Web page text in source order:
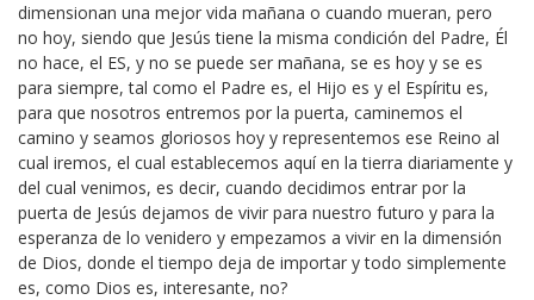
dimensionan una mejor vida mañana o cuando mueran, pero
no hoy, siendo que Jesús tiene la misma condición del Padre, Él
no hace, el ES, y no se puede ser mañana, se es hoy y se es
para siempre, tal como el Padre es, el Hijo es y el Espíritu es,
para que nosotros entremos por la puerta, caminemos el
camino y seamos gloriosos hoy y representemos ese Reino al
cual iremos, el cual establecemos aquí en la tierra diariamente y
del cual venimos, es decir, cuando decidimos entrar por la
puerta de Jesús dejamos de vivir para nuestro futuro y para la
esperanza de lo venidero y empezamos a vivir en la dimensión
de Dios, donde el tiempo deja de importar y todo simplemente
es, como Dios es, interesante, no?